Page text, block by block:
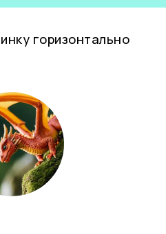
горизонтально